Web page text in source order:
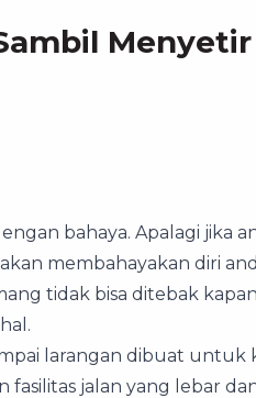
Menyetir
bahaya. Apalagi jika
membahayakan diri
tidak bisa ditebak
larangan dibuat untuk
fasilitas jalan yang lebar